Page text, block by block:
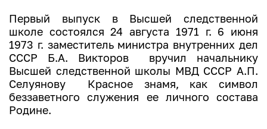
Первый выпуск в Высшей следственной
школе состоялся 24 августа 1971 г. 6 июня
1973 г. заместитель министра внутренних дел
СССР Б.А. Викторов вручил начальнику
Высшей следственной школы МВД СССР А.П.
Селуянову Красное знамя, как символ
беззаветного служения ее личного состава
Родине.